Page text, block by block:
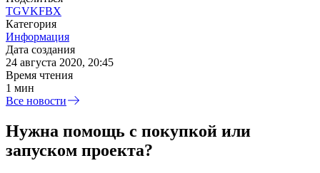
TGVKFBX
Категория
Информация
Дата создания
24 августа 2020, 20:45
Время чтения
1 мин
Все новости
Нужна помощь с покупкой или
запуском проекта?